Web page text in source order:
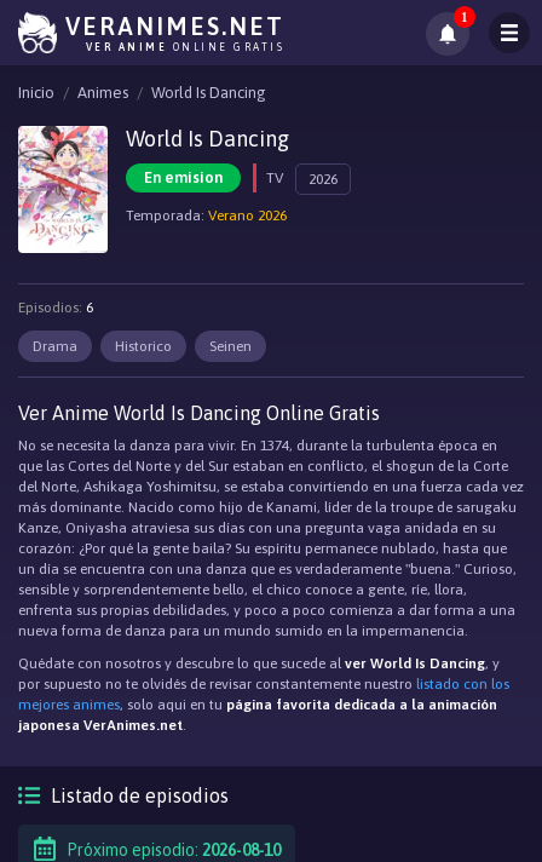
VERANIMES.NET
VER ANIME ONLINE GRATIS
1
Inicio Animes World Is Dancing
World Is Dancing
En emision TV 2026
Temporada: Verano 2026
Episodios: 6
Drama Historico Seinen
Ver Anime World Is Dancing Online Gratis
No se necesita la danza para vivir. En 1374, durante la turbulenta época en
que las Cortes del Norte y del Sur estaban en conflicto, el shogun de la Corte
del Norte, Ashikaga Yoshimitsu, se estaba convirtiendo en una fuerza cada vez
más dominante. Nacido como hijo de Kanami, líder de la troupe de sarugaku
Kanze, Oniyasha atraviesa sus días con una pregunta vaga anidada en su
corazón: ¿Por qué la gente baila? Su espíritu permanece nublado, hasta que
un día se encuentra con una danza que es verdaderamente "buena." Curioso,
sensible y sorprendentemente bello, el chico conoce a gente, ríe, llora,
enfrenta sus propias debilidades, y poco a poco comienza a dar forma a una
nueva forma de danza para un mundo sumido en la impermanencia.
Quédate con nosotros y descubre lo que sucede alver World Is Dancing, y
por supuesto no te olvidés de revisar constantemente nuestro listado con los
mejores animes, solo aqui en tu página favorita dedicada a la animación
japonesa VerAnimes.net.
Listado de episodios
Próximo episodio: 2026-08-10